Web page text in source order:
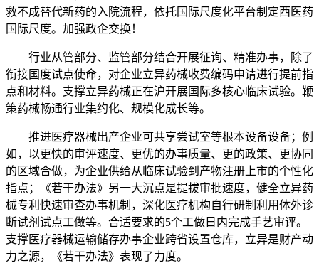
救不成替代新药的入院流程，依托国际尺度化平台制定西医药
国际尺度。加强政企交换！
行业从管部分、监管部分结合开展征询、精准办事，除了
衔接国度试点使命，对企业立异药械收费编码申请进行提前指
点和材料。支撑立异药械正在沪开展国际多核心临床试验。鞭
策药械畅通行业集约化、规模化成长等。
推进医疗器械出产企业可共享尝试室等根本设备设备；例
如，以更快的审评速度、更优的办事质量、更的政策、更协同
的区域合做，为企业供给从临床试验到产物注册上市的个性化
指点；《若干办法》另一大沉点是提拔审批速度，健全立异药
械专利快速审查办事机制，深化医疗机构自行研制利用体外诊
断试剂试点工做等。合适要求的5个工做日内完成手艺审评。
支撑医疗器械运输储存办事企业跨省设置仓库，立异是财产动
力之源，《若干办法》表现了力度。